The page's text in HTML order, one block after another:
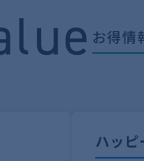
お得情
ハッピ